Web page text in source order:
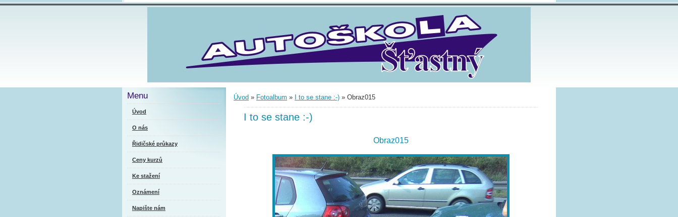
Úvod » Fotoalbum » I to se stane :-) » Obraz015
I to se stane :-)
Obraz015
Menu
Úvod
O nás
Řidičské průkazy
Ceny kurzů
Ke stažení
Oznámení
Napište nám